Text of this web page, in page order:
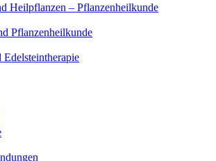
Heilpflanzen – Pflanzenheilkunde
Pflanzenheilkunde